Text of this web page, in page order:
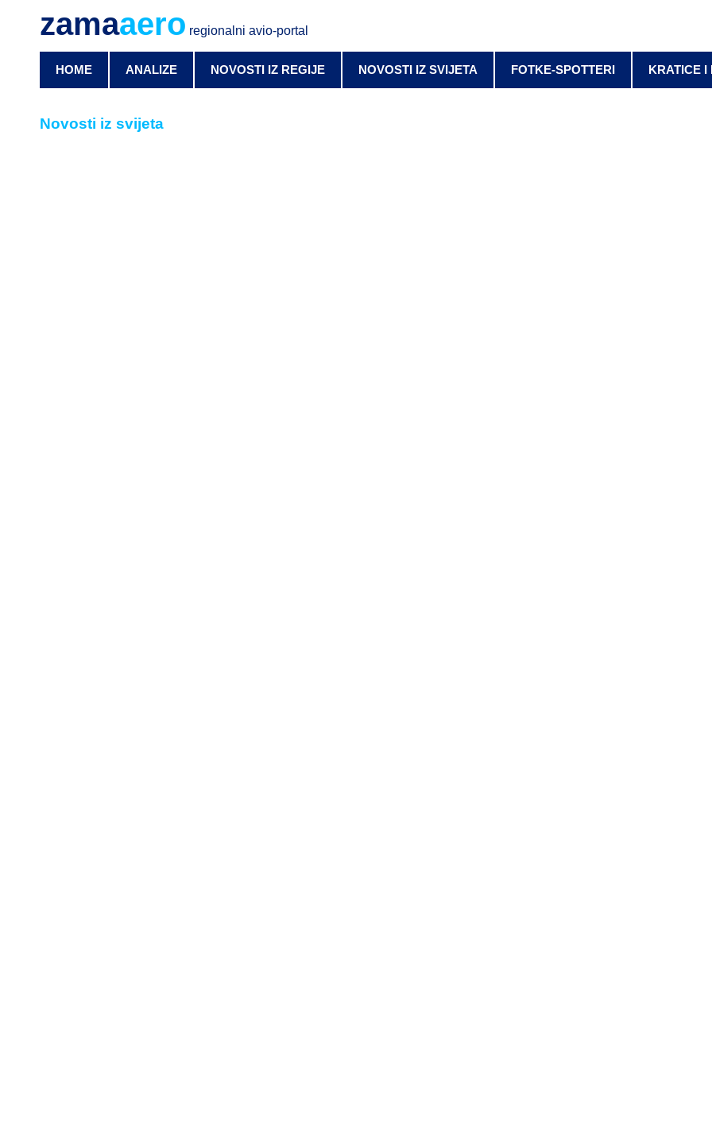
zamaaero regionalni avio-portal
HOME ANALIZE NOVOSTI IZ REGIJE NOVOSTI IZ SVIJETA FOTKE-SPOTTERI KRATICE I
Novosti iz svijeta